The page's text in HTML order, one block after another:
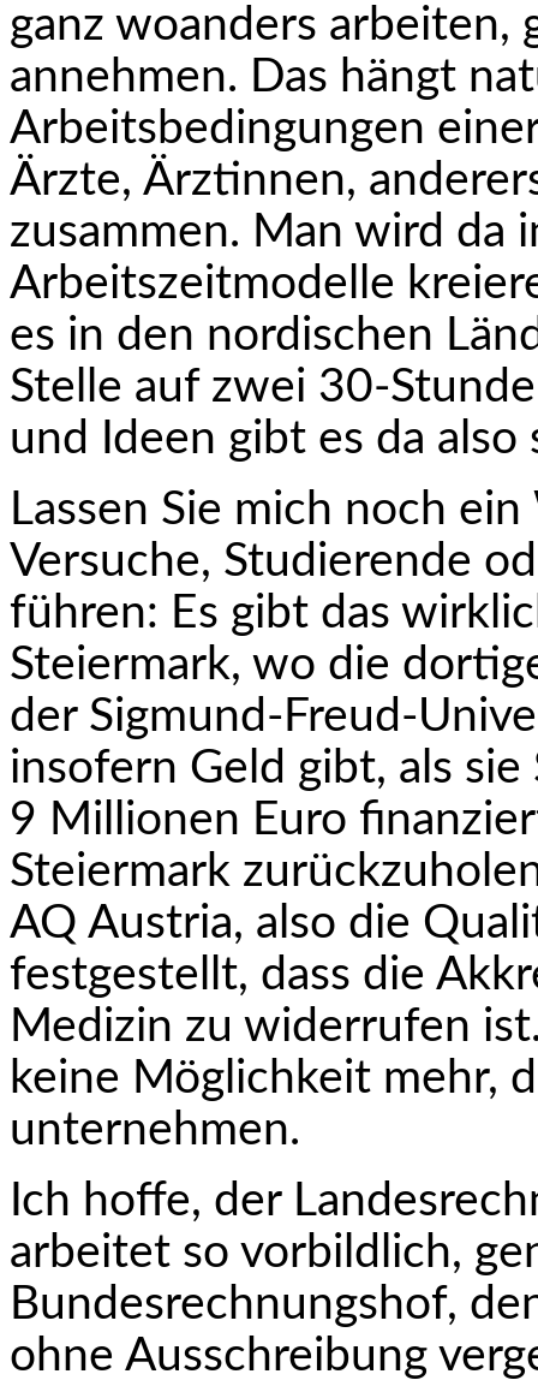
ganz woanders arbeiten,
annehmen. Das hängt
Arbeitsbedingungen
Ärzte, Ärztinnen,
zusammen. Man wird da
Arbeitszeitmodelle
es in den nordischen
Stelle auf zwei 30-
und Ideen gibt es da also
Lassen Sie mich noch
Versuche, Studierende
führen: Es gibt das
Steiermark, wo die
der Sigmund-Freud-
insofern Geld gibt, als
9 Millionen Euro
Steiermark
AQ Austria, also die
festgestellt, dass die
Medizin zu widerrufen
keine Möglichkeit mehr,
unternehmen.
Ich hoffe, der
arbeitet so vorbildlich,
Bundesrechnungshof,
ohne Ausschreibung